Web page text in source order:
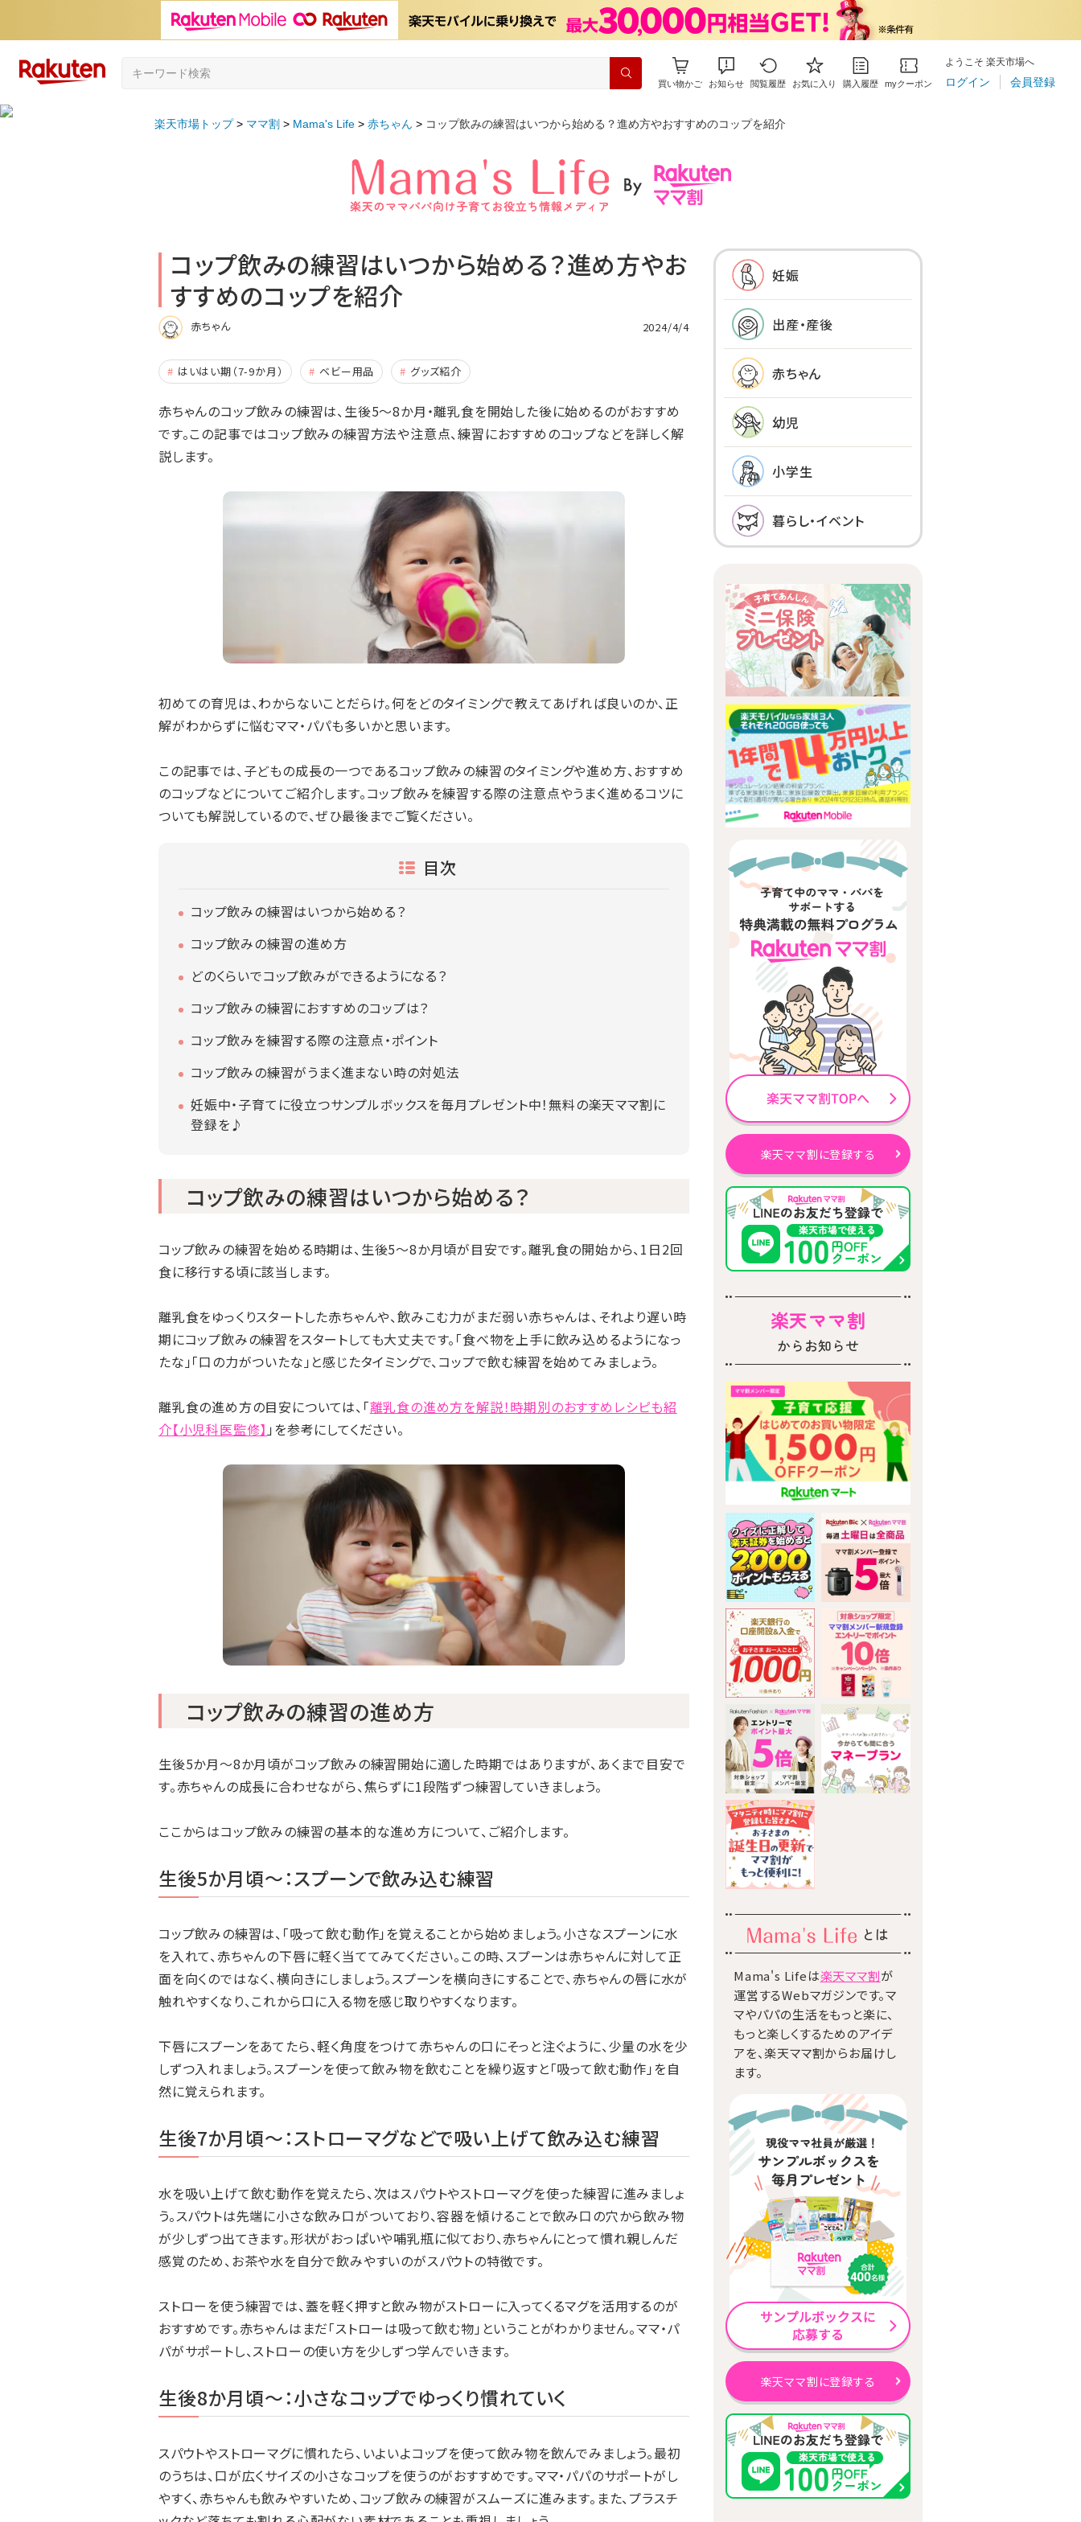
買い物かご お知らせ 閲覧履歴 お気に入り 購入履歴 myクーポン
ようこそ 楽天市場へ
ログイン 会員登録
楽天市場トップ ママ割 Mama's Life 赤ちゃん コップ飲みの練習はいつから始める？進め方やおすすめのコップを紹介
コップ飲みの練習はいつから始める？進め方やお
すすめのコップを紹介
赤ちゃん 2024/4/4
はいはい期（7-9か月） ベビー用品 グッズ紹介
赤ちゃんのコップ飲みの練習は、生後5～8か月・離乳食を開始した後に始めるのがおすすめ
です。この記事ではコップ飲みの練習方法や注意点、練習におすすめのコップなどを詳しく解
説します。
初めての育児は、わからないことだらけ。何をどのタイミングで教えてあげれば良いのか、正
解がわからずに悩むママ・パパも多いかと思います。
この記事では、子どもの成長の一つであるコップ飲みの練習のタイミングや進め方、おすすめ
のコップなどについてご紹介します。コップ飲みを練習する際の注意点やうまく進めるコツに
ついても解説しているので、ぜひ最後までご覧ください。
目次
コップ飲みの練習はいつから始める？
コップ飲みの練習の進め方
どのくらいでコップ飲みができるようになる？
コップ飲みの練習におすすめのコップは？
コップ飲みを練習する際の注意点・ポイント
コップ飲みの練習がうまく進まない時の対処法
妊娠中・子育てに役立つサンプルボックスを毎月プレゼント中！無料の楽天ママ割に
登録を♪
コップ飲みの練習はいつから始める？
コップ飲みの練習を始める時期は、生後5〜8か月頃が目安です。離乳食の開始から、1日2回
食に移行する頃に該当します。
離乳食をゆっくりスタートした赤ちゃんや、飲みこむ力がまだ弱い赤ちゃんは、それより遅い時
期にコップ飲みの練習をスタートしても大丈夫です。「食べ物を上手に飲み込めるようになっ
たな」「口の力がついたな」と感じたタイミングで、コップで飲む練習を始めてみましょう。
離乳食の進め方の目安については、「離乳食の進め方を解説！時期別のおすすめレシピも紹
介【小児科医監修】 」を参考にしてください。
コップ飲みの練習の進め方
生後5か月〜8か月頃がコップ飲みの練習開始に適した時期ではありますが、あくまで目安で
す。赤ちゃんの成長に合わせながら、焦らずに1段階ずつ練習していきましょう。
ここからはコップ飲みの練習の基本的な進め方について、ご紹介します。
生後5か月頃～：スプーンで飲み込む練習
コップ飲みの練習は、「吸って飲む動作」を覚えることから始めましょう。小さなスプーンに水
を入れて、赤ちゃんの下唇に軽く当ててみてください。この時、スプーンは赤ちゃんに対して正
面を向くのではなく、横向きにしましょう。スプーンを横向きにすることで、赤ちゃんの唇に水が
触れやすくなり、これから口に入る物を感じ取りやすくなります。
下唇にスプーンをあてたら、軽く角度をつけて赤ちゃんの口にそっと注ぐように、少量の水を少
しずつ入れましょう。スプーンを使って飲み物を飲むことを繰り返すと「吸って飲む動作」を自
然に覚えられます。
生後7か月頃～：ストローマグなどで吸い上げて飲み込む練習
水を吸い上げて飲む動作を覚えたら、次はスパウトやストローマグを使った練習に進みましょ
う。スパウトは先端に小さな飲み口がついており、容器を傾けることで飲み口の穴から飲み物
が少しずつ出てきます。形状がおっぱいや哺乳瓶に似ており、赤ちゃんにとって慣れ親しんだ
感覚のため、お茶や水を自分で飲みやすいのがスパウトの特徴です。
ストローを使う練習では、蓋を軽く押すと飲み物がストローに入ってくるマグを活用するのが
おすすめです。赤ちゃんはまだ「ストローは吸って飲む物」ということがわかりません。ママ・パ
パがサポートし、ストローの使い方を少しずつ学んでいきます。
生後8か月頃～：小さなコップでゆっくり慣れていく
スパウトやストローマグに慣れたら、いよいよコップを使って飲み物を飲んでみましょう。最初
のうちは、口が広くサイズの小さなコップを使うのがおすすめです。ママ・パパのサポートがし
やすく、赤ちゃんも飲みやすいため、コップ飲みの練習がスムーズに進みます。また、プラスチ
妊娠
出産・産後
赤ちゃん
幼児
小学生
暮らし・イベント
楽天ママ割に登録する
楽天ママ割
からお知らせ
とは
Mama's Lifeは楽天ママ割が
運営するWebマガジンです。マ
マやパパの生活をもっと楽に、
もっと楽しくするためのアイデ
アを、楽天ママ割からお届けし
ます。
楽天ママ割に登録する